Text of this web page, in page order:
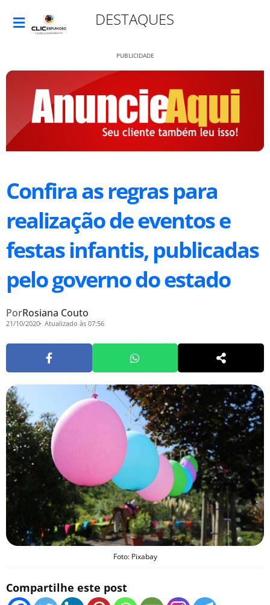
DESTAQUES
PUBLICIDADE
Confira as regras para
realização de eventos e
festas infantis, publicadas
pelo governo do estado
PorRosiana Couto
21/10/2020 Atualizado às 07:56
Foto: Pixabay
Compartilhe este post